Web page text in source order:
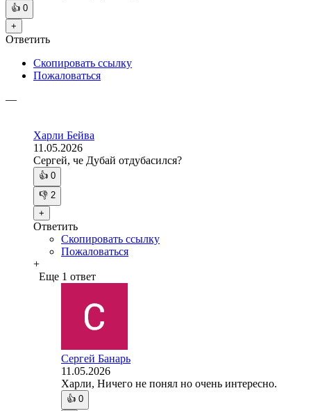
👍 0
+
Ответить
Скопировать ссылку
Пожаловаться
—
Харли Бейва
11.05.2026
Сергей, че Дубай отдубасился?
👍 0
👎 2
+
Ответить
Скопировать ссылку
Пожаловаться
+
Еще 1 ответ
Сергей Банарь
11.05.2026
Харли, Ничего не понял но очень интересно.
👍 0